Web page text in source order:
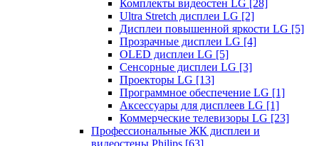
Комплекты видеостен LG [28]
Ultra Stretch дисплеи LG [2]
Дисплеи повышенной яркости LG [5]
Прозрачные дисплеи LG [4]
OLED дисплеи LG [5]
Сенсорные дисплеи LG [3]
Проекторы LG [13]
Программное обеспечение LG [1]
Аксессуары для дисплеев LG [1]
Коммерческие телевизоры LG [23]
Профессиональные ЖК дисплеи и
видеостены Philips [63]